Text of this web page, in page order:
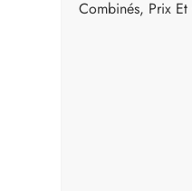
Pourboire Au